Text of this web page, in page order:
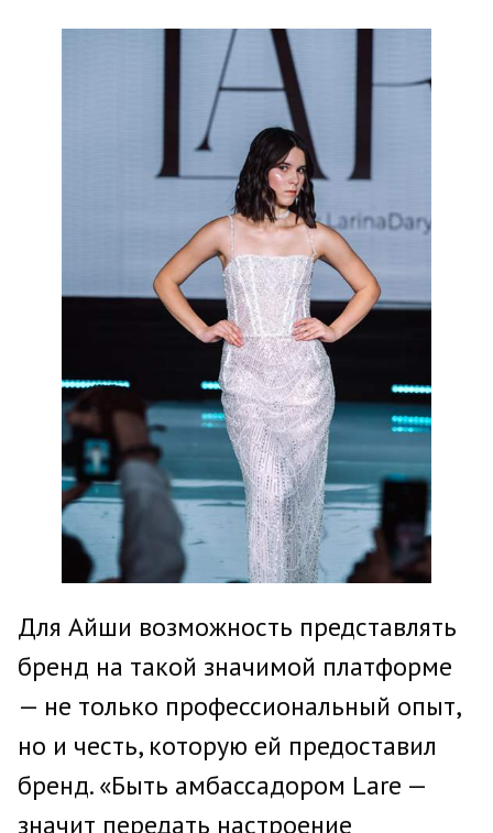
Для Айши возможность представлять
бренд на такой значимой платформе
— не только профессиональный опыт,
но и честь, которую ей предоставил
бренд. «Быть амбассадором Lare —
значит передать настроение